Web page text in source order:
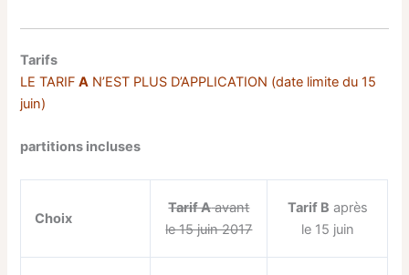
Tarifs
LE TARIF A N’EST PLUS D’APPLICATION (date limite du 15
juin)
partitions incluses
Choix
Tarif Aavant
le 15 juin 2017
Tarif B après
le 15 juin